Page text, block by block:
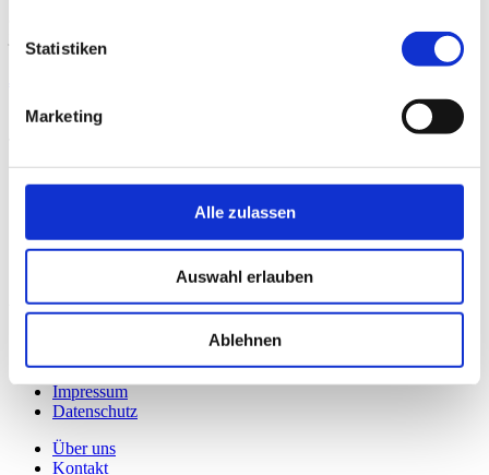
Statistiken
Marketing
Alle zulassen
Auswahl erlauben
Ablehnen
Standard Reinigung
Komplett Reinigung
Wichtige Links
Kontakt
Impressum
Datenschutz
Über uns
Kontakt